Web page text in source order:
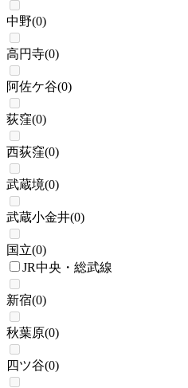
中野(0)
高円寺(0)
阿佐ケ谷(0)
荻窪(0)
西荻窪(0)
武蔵境(0)
武蔵小金井(0)
国立(0)
JR中央・総武線
新宿(0)
秋葉原(0)
四ツ谷(0)